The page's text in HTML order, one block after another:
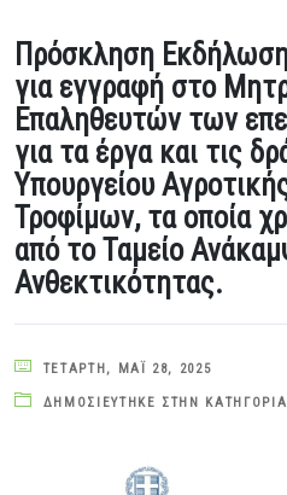
Πρόσκληση
για εγγραφή στο
Επαληθευτών των
για τα έργα και τις
Υπουργείου
Τροφίμων, τα οποία
από το Ταμείο
Ανθεκτικότητας.
ΤΕΤΆΡΤΗ, ΜΆΙ 28, 2025
ΔΗΜΟΣΙΕΎΤΗΚΕ ΣΤΗΝ